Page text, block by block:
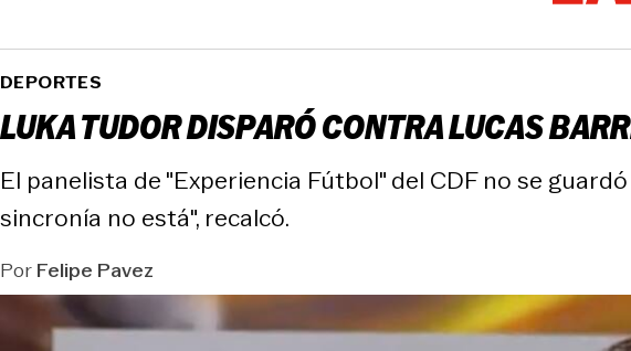
DEPORTES
LUKA TUDOR DISPARÓ CONTRA LUCAS
El panelista de "Experiencia Fútbol" del CDF no se
sincronía no está", recalcó.
PorFelipe Pavez